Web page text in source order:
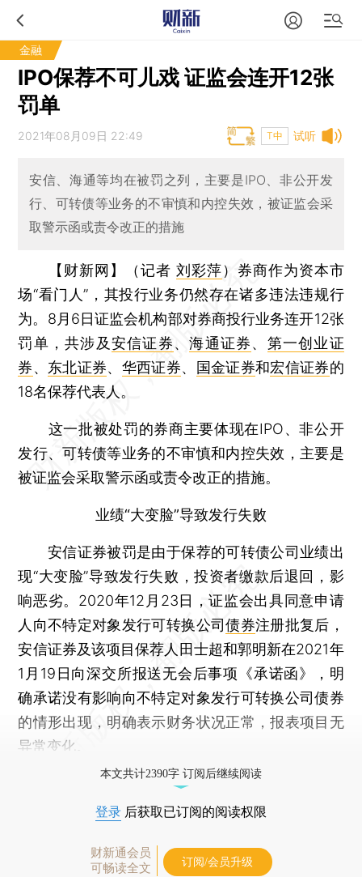
金融
IPO保荐不可儿戏 证监会连开12张
罚单
试听
2021年08月09日 22:49 T中
安信、海通等均在被罚之列，主要是IPO、非公开发
行、可转债等业务的不审慎和内控失效，被证监会采
取警示函或责令改正的措施
【财新网】（记者 刘彩萍） 券商作为资本市
场“看门人”，其投行业务仍然存在诸多违法违规行
为。8月6日证监会机构部对券商投行业务连开12张
罚单，共涉及安信证券、海通证券、 第一创业证
券、 东北证券、 华西证券、 国金证券和宏信证券的
18名保荐代表人。
这一批被处罚的券商主要体现在IPO、非公开
发行、可转债等业务的不审慎和内控失效，主要是
被证监会采取警示函或责令改正的措施。
业绩“大变脸”导致发行失败
安信证券被罚是由于保荐的可转债公司业绩出
现“大变脸”导致发行失败，投资者缴款后退回，影
响恶劣。2020年12月23日，证监会出具同意申请
人向不特定对象发行可转换公司债券注册批复后，
安信证券及该项目保荐人田士超和郭明新在2021年
1月19日向深交所报送无会后事项《承诺函》，明
确承诺没有影响向不特定对象发行可转换公司债券
的情形出现，明确表示财务状况正常，报表项目无
异常变化。
本文共计2390字 订阅后继续阅读
登录 后获取已订阅的阅读权限
财新通会员
可畅读全文
订阅/会员升级